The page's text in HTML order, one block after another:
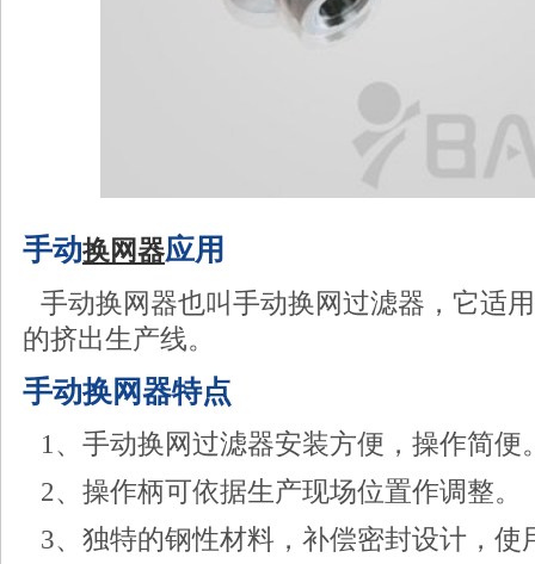
手动换网器应用
手动换网器也叫手动换网过滤器，它适
的挤出生产线。
手动换网器特点
1、手动换网过滤器安装方便，操作简便
2、操作柄可依据生产现场位置作调整。
3、独特的钢性材料，补偿密封设计，使